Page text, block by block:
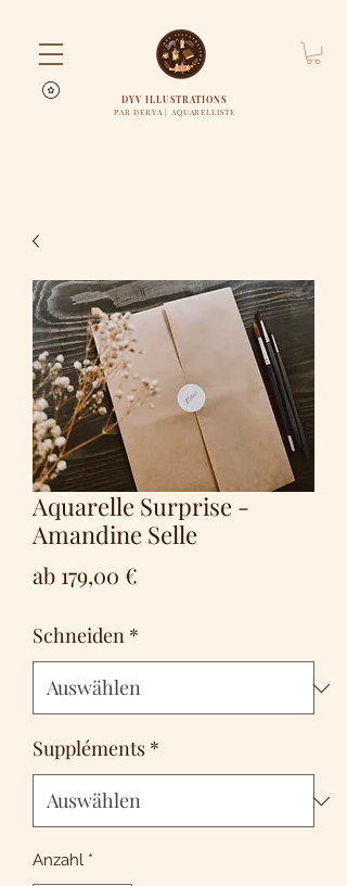
DYV ILLUSTRATIONS
PAR DERYA | AQUARELLISTE
Aquarelle Surprise -
Amandine Selle
ab 179,00 €
Schneiden *
Suppléments *
Anzahl *